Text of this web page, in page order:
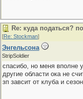
Re: куда податься?
[Re: Stockman]
Энгельсона
StripSoldier
спасибо, но меня вполне
другие области ока не
зп завсит от клуба и